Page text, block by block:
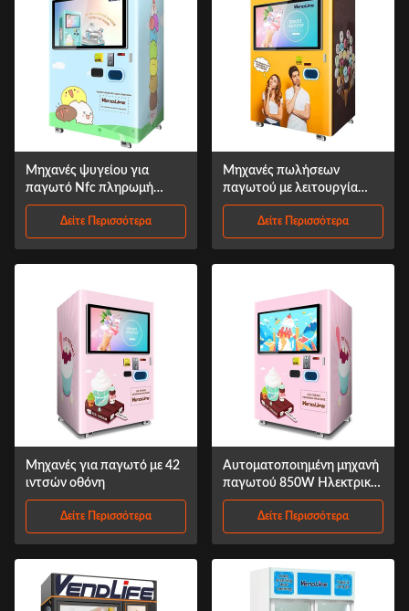
Μηχανές ψυγείου για
παγωτό Nfc πληρωμή
διαθέσιμη OEM διαθέσιμη
Δείτε Περισσότερα
Μηχανές πωλήσεων
παγωτού με λειτουργία
νομίσματος 110V
πιστοποιημένες από την
FCC
Δείτε Περισσότερα
Μηχανές για παγωτό με 42
ιντσών οθόνη
Δείτε Περισσότερα
Αυτοματοποιημένη μηχανή
παγωτού 850W Ηλεκτρική
τροφοδοσία ODM
ΔιαθέσιμηΔείτε Περισσότερα